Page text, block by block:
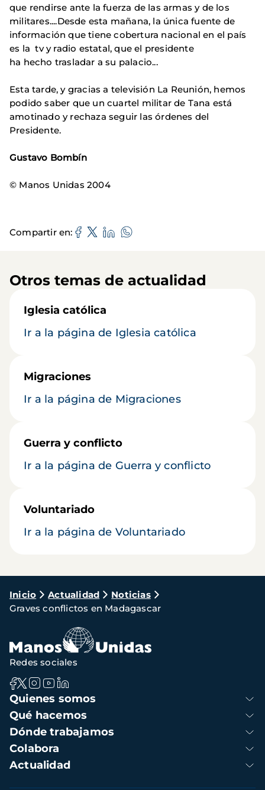
que rendirse ante la fuerza de las armas y de los
militares....Desde esta mañana, la única fuente de
información que tiene cobertura nacional en el país
es la tv y radio estatal, que el presidente
ha hecho trasladar a su palacio...
Esta tarde, y gracias a televisión La Reunión, hemos
podido saber que un cuartel militar de Tana está
amotinado y rechaza seguir las órdenes del
Presidente.
Gustavo Bombín
© Manos Unidas 2004
Compartir en
Otros temas de actualidad
Iglesia católica
Ir a la página de Iglesia católica
Migraciones
Ir a la página de Migraciones
Guerra y conflicto
Ir a la página de Guerra y conflicto
Voluntariado
Ir a la página de Voluntariado
Ruta
de
navegación
Inicio Actualidad
Noticias
Graves conflictos en Madagascar
Navegación
principal
Quienes somos
Qué hacemos
Dónde trabajamos
Colabora
Actualidad
Redes sociales